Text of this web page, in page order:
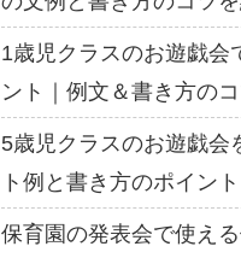
1歳児クラスのお遊戯会
ント｜例文＆書き方の
5歳児クラスのお遊戯会
ト例と書き方のポイント
保育園の発表会で使え